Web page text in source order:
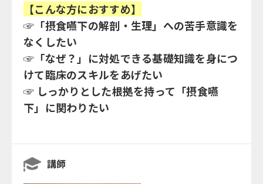
【こんな方におすすめ】
☞「摂食嚥下の解剖・生理」への苦手意識を
なくしたい
☞「なぜ？」に対処できる基礎知識を身につ
けて臨床のスキルをあげたい
☞ しっかりとした根拠を持って「摂食嚥
下」に関わりたい
講師